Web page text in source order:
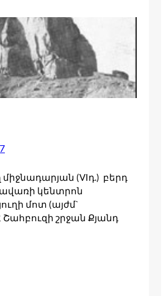
(VIդ.) բերդ
կենտրոն
մոտ (այժմ`
շրջան Քյանդ